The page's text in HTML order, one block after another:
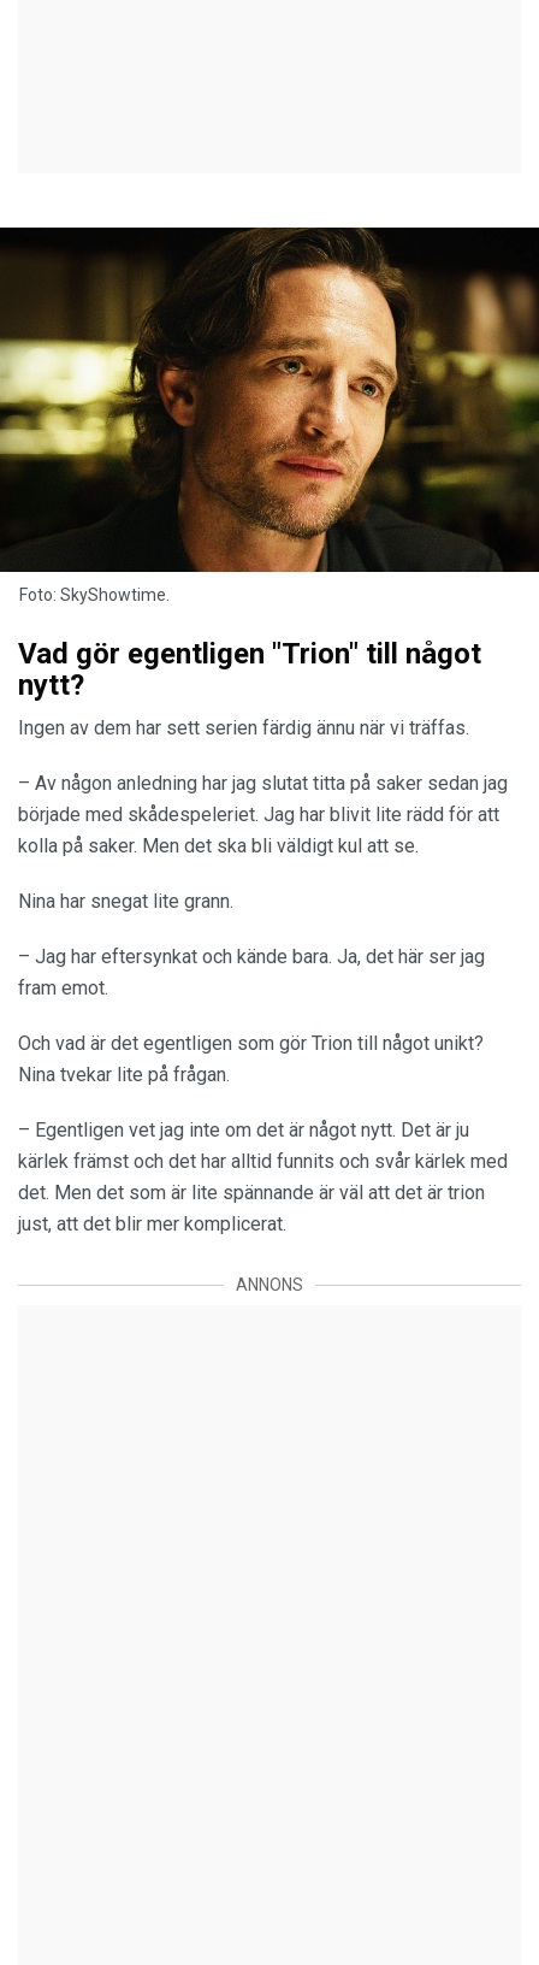
Foto: SkyShowtime.
Vad gör egentligen "Trion" till något
nytt?
Ingen av dem har sett serien färdig ännu när vi träffas.
– Av någon anledning har jag slutat titta på saker sedan jag
började med skådespeleriet. Jag har blivit lite rädd för att
kolla på saker. Men det ska bli väldigt kul att se.
Nina har snegat lite grann.
– Jag har eftersynkat och kände bara. Ja, det här ser jag
fram emot.
Och vad är det egentligen som gör Trion till något unikt?
Nina tvekar lite på frågan.
– Egentligen vet jag inte om det är något nytt. Det är ju
kärlek främst och det har alltid funnits och svår kärlek med
det. Men det som är lite spännande är väl att det är trion
just, att det blir mer komplicerat.
ANNONS